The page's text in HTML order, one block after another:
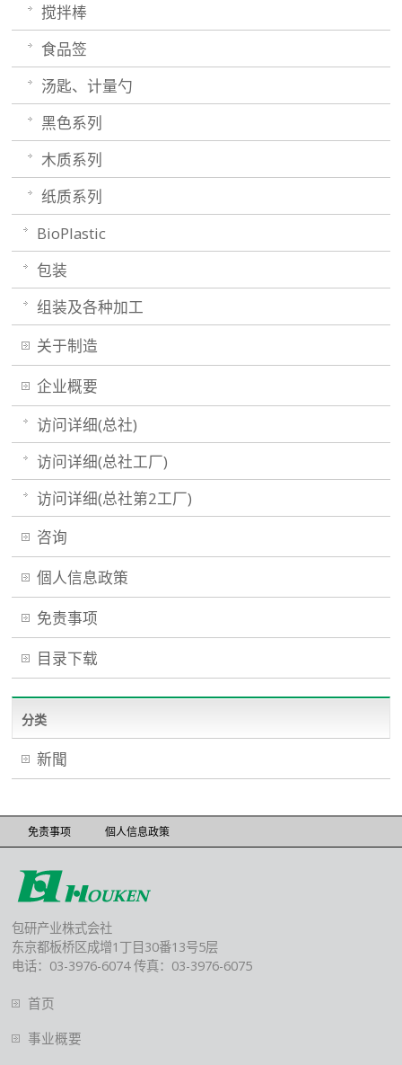
搅拌棒
食品签
汤匙、计量勺
黑色系列
木质系列
纸质系列
BioPlastic
包装
组装及各种加工
关于制造
企业概要
访问详细(总社)
访问详细(总社工厂)
访问详细(总社第2工厂)
咨询
個人信息政策
免责事项
目录下载
分类
新聞
免责事项 個人信息政策
包研产业株式会社
东京都板桥区成增1丁目30番13号5层
电话：03-3976-6074 传真：03-3976-6075
首页
事业概要